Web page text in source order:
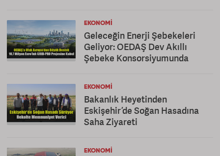
EKONOMI
Geleceğin Enerji Şebekeleri
Geliyor: OEDAŞ Dev Akıllı
Şebeke Konsorsiyumunda
EKONOMI
Bakanlık Heyetinden
Eskişehir’de Soğan Hasadına
Saha Ziyareti
EKONOMI